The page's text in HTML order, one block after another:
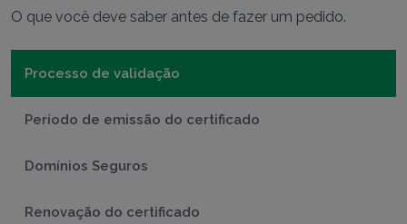
O que você deve saber antes de fazer um pedido.
Processo de validação
Período de emissão do certificado
Domínios Seguros
Renovação do certificado